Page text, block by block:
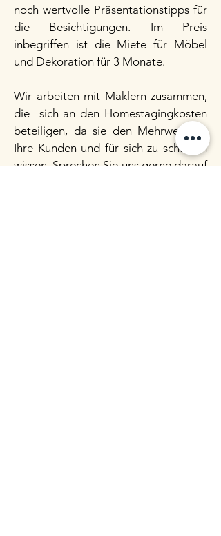
noch wertvolle Präsentationstipps für
die Besichtigungen. Im Preis
inbegriffen ist die Miete für Möbel
und Dekoration für 3 Monate.
Wir arbeiten mit Maklern zusammen,
die sich an den Homestagingkosten
beteiligen, da sie den Mehrwert für
Ihre Kunden und für sich zu schätzen
wissen. Sprechen Sie uns gerne darauf